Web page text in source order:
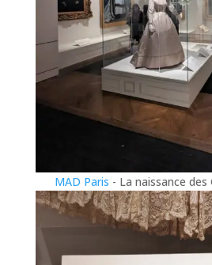
MAD Paris - La naissance